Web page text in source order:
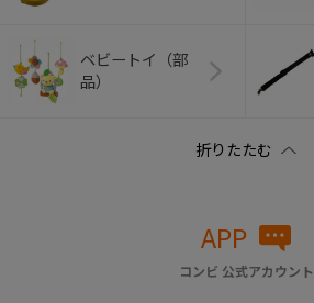
ベビートイ（部
品）
APP
コンビ 公式アカウント